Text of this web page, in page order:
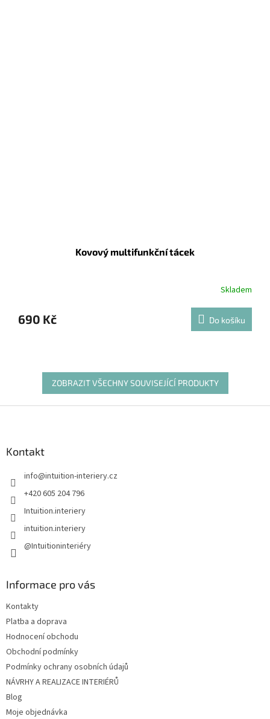
Kovový multifunkční tácek
Skladem
690 Kč Do košíku
ZOBRAZIT VŠECHNY SOUVISEJÍCÍ PRODUKTY
Kontakt
info@intuition-interiery.cz
+420 605 204 796
Intuition.interiery
intuition.interiery
@Intuitioninteriéry
Informace pro vás
Kontakty
Platba a doprava
Hodnocení obchodu
Obchodní podmínky
Podmínky ochrany osobních údajů
NÁVRHY A REALIZACE INTERIÉRŮ
Blog
Moje objednávka